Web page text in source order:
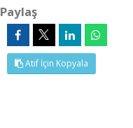
Paylaş
Atıf İçin Kopyala